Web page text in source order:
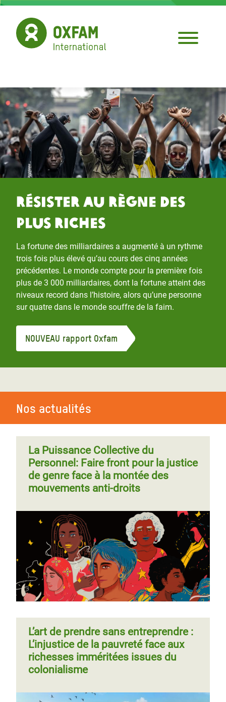
Aller
contenu
principal
Résister au Règne des
Plus Riches
La fortune des milliardaires a augmenté à un rythme
trois fois plus élevé qu’au cours des cinq années
précédentes. Le monde compte pour la première fois
plus de 3 000 milliardaires, dont la fortune atteint des
niveaux record dans l’histoire, alors qu’une personne
sur quatre dans le monde souffre de la faim.
NOUVEAU rapport Oxfam
Nos actualités
La Puissance Collective du
Personnel: Faire front pour la justice
de genre face à la montée des
mouvements anti-droits
L’art de prendre sans entreprendre :
L’injustice de la pauvreté face aux
richesses imméritées issues du
colonialisme